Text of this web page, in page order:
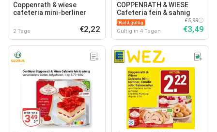
Coppenrath & wiese
cafeteria mini-berliner
2 Tage €2,22
COPPENRATH & WIESE
Cafeteria fein & sahnig
Bald gültig
Gültig in 4 Tagen
€5,99
€3,49